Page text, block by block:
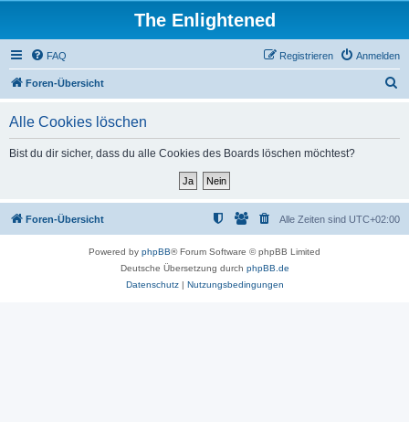
The Enlightened
FAQ Anmelden
Registrieren
Foren-Übersicht
Alle Cookies löschen
Bist du dir sicher, dass du alle Cookies des Boards löschen möchtest?
Foren-Übersicht Alle Zeiten sind UTC+02:00
Powered by phpBB® Forum Software © phpBB Limited
Deutsche Übersetzung durch phpBB.de
Datenschutz| Nutzungsbedingungen